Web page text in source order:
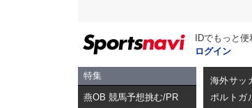
IDでもっと便
ログイン
特集
燕OB 競馬予想挑む/PR
海外サッ
ポルトガ